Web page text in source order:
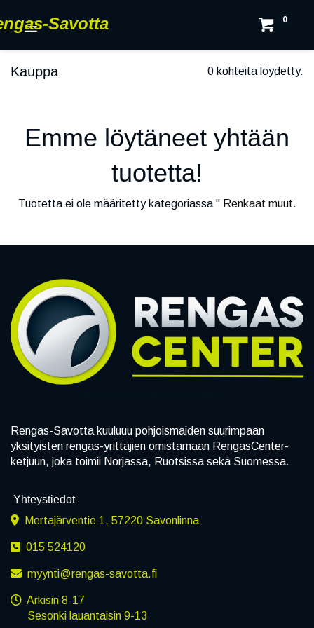
Savotta 0
Kauppa 0 kohteita löydetty.
Emme löytäneet yhtään
tuotetta!
Tuotetta ei ole määritetty kategoriassa " Renkaat muut.
Rengas-Savotta kuuluuu pohjoismaiden suurimpaan
yksityisten rengas-yrittäjien omistamaan RengasCenter-
ketjuun, joka toimii Norjassa, Ruotsissa sekä Suomessa.
Yhteystiedot
Mertajärventie 1, 57220 Savonlinna
015 524120
m​yynti@rengas-savotta.fi
Arkisin 8-17
Sesonki lauantaisin 9-13